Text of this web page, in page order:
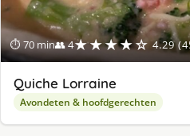
⏱ 70 min👥 4★★★★☆ 4.29
Quiche Lorraine
Avondeten & hoofdgerechten